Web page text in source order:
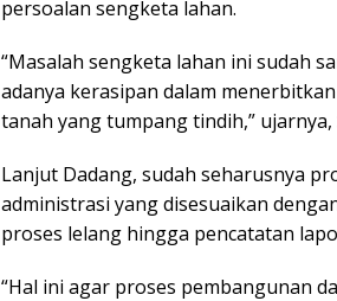
persoalan sengketa lahan.
“Masalah sengketa lahan ini sudah
adanya kerasipan dalam
tanah yang tumpang tindih,” ujarnya,
Lanjut Dadang, sudah seharusnya
administrasi yang disesuaikan
proses lelang hingga pencatatan
“Hal ini agar proses pembangunan